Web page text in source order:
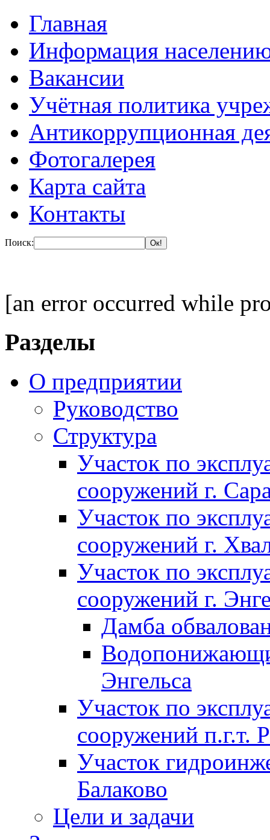
Главная
Информация
Вакансии
Учётная политика
Антикоррупционная
Фотогалерея
Карта сайта
Контакты
Поиск:
[an error occurred while
Разделы
О предприятии
Руководство
Структура
Участок по
сооружений г.
Участок по
сооружений г.
Участок по
сооружений г.
Дамба
Энгельса
Участок по
сооружений п.г.т.
Участок
Балаково
Цели и задачи